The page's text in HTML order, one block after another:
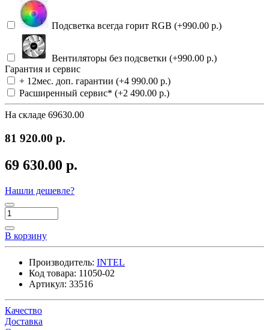
Подсветка всегда горит RGB (+990.00 р.)
Вентиляторы без подсветки (+990.00 р.)
Гарантия и сервис
+ 12мес. доп. гарантии (+4 990.00 р.)
Расширенный сервис* (+2 490.00 р.)
На складе 69630.00
81 920.00 р.
69 630.00 р.
Нашли дешевле?
В корзину
Производитель: INTEL
Код товара: 11050-02
Артикул: 33516
Качество
Доставка